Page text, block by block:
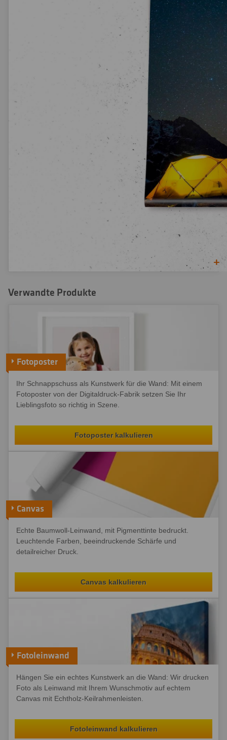
Verwandte Produkte
Fotoposter
Ihr Schnappschuss als Kunstwerk für die Wand: Mit einem
Fotoposter von der Digitaldruck-Fabrik setzen Sie Ihr
Lieblingsfoto so richtig in Szene.
Fotoposter kalkulieren
Canvas
Echte Baumwoll-Leinwand, mit Pigmenttinte bedruckt.
Leuchtende Farben, beeindruckende Schärfe und
detailreicher Druck.
Canvas kalkulieren
Fotoleinwand
Hängen Sie ein echtes Kunstwerk an die Wand: Wir drucken
Foto als Leinwand mit Ihrem Wunschmotiv auf echtem
Canvas mit Echtholz-Keilrahmenleisten.
Fotoleinwand kalkulieren